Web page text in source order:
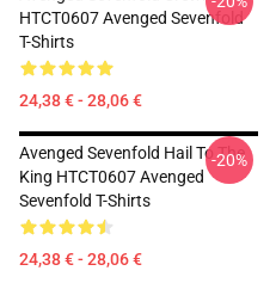
HTCT0607 Avenged Sevenfold
T-Shirts
24,38 € - 28,06 €
Avenged Sevenfold Hail To The
King HTCT0607 Avenged
Sevenfold T-Shirts
24,38 € - 28,06 €
-20%